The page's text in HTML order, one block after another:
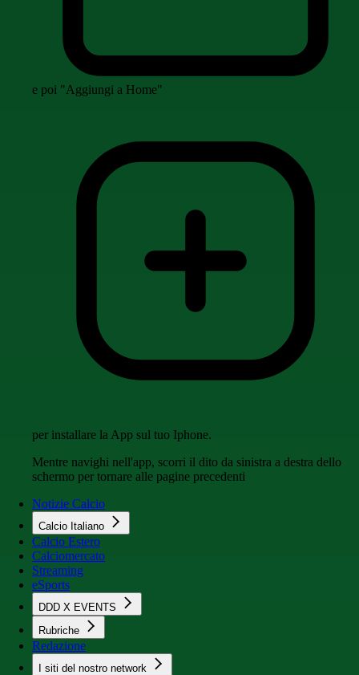
e poi "Aggiungi a Home"
per installare la App sul tuo Iphone.
Mentre navighi nell'app, scorri il dito da sinistra a destra dello
schermo per tornare alle pagine precedenti
Notizie Calcio
Calcio Italiano
Calcio Estero
Calciomercato
Streaming
eSports
DDD X EVENTS
Rubriche
Redazione
I siti del nostro network